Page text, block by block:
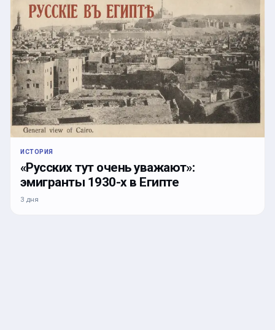
ИСТОРИЯ
«Русских тут очень уважают»:
эмигранты 1930-х в Египте
3 дня